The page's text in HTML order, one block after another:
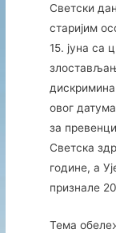
Светски
старијим
15. јуна
овог
за
Светска
године, а
признале
Тема